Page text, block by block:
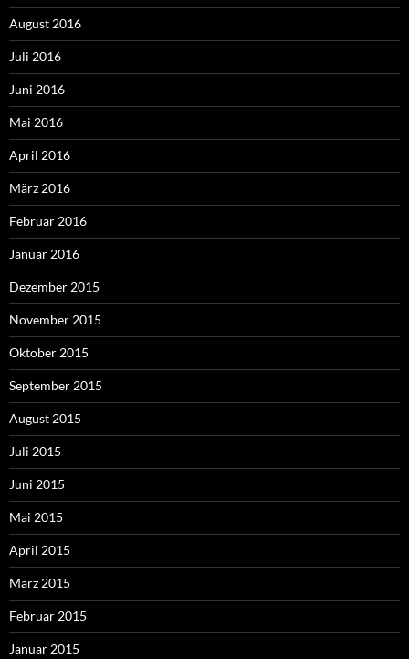
August 2016
Juli 2016
Juni 2016
Mai 2016
April 2016
März 2016
Februar 2016
Januar 2016
Dezember 2015
November 2015
Oktober 2015
September 2015
August 2015
Juli 2015
Juni 2015
Mai 2015
April 2015
März 2015
Februar 2015
Januar 2015